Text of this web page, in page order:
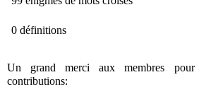
0 définitions
Un grand merci aux membres
contributions: